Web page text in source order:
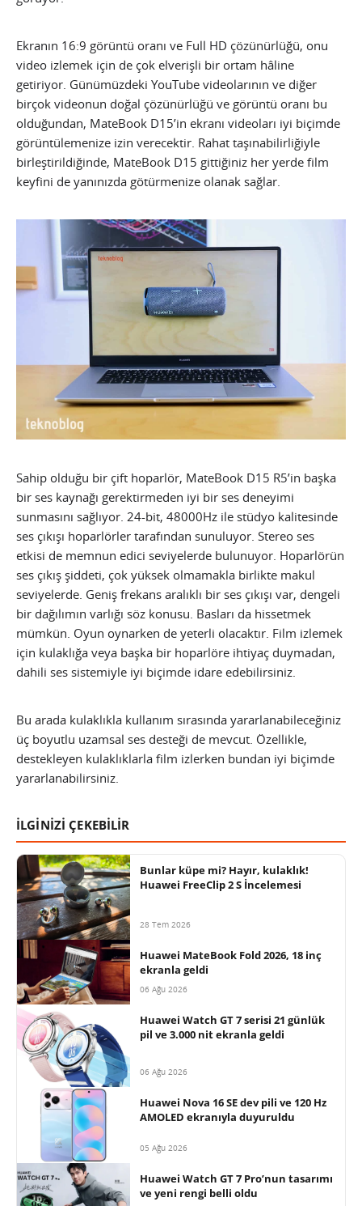
Ekranın 16:9 görüntü oranı ve Full HD çözünürlüğü, onu
video izlemek için de çok elverişli bir ortam hâline
getiriyor. Günümüzdeki YouTube videolarının ve diğer
birçok videonun doğal çözünürlüğü ve görüntü oranı bu
olduğundan, MateBook D15’in ekranı videoları iyi biçimde
görüntülemenize izin verecektir. Rahat taşınabilirliğiyle
birleştirildiğinde, MateBook D15 gittiğiniz her yerde film
keyfini de yanınızda götürmenize olanak sağlar.
Sahip olduğu bir çift hoparlör, MateBook D15 R5’in başka
bir ses kaynağı gerektirmeden iyi bir ses deneyimi
sunmasını sağlıyor. 24-bit, 48000Hz ile stüdyo kalitesinde
ses çıkışı hoparlörler tarafından sunuluyor. Stereo ses
etkisi de memnun edici seviyelerde bulunuyor. Hoparlörün
ses çıkış şiddeti, çok yüksek olmamakla birlikte makul
seviyelerde. Geniş frekans aralıklı bir ses çıkışı var, dengeli
bir dağılımın varlığı söz konusu. Basları da hissetmek
mümkün. Oyun oynarken de yeterli olacaktır. Film izlemek
için kulaklığa veya başka bir hoparlöre ihtiyaç duymadan,
dahili ses sistemiyle iyi biçimde idare edebilirsiniz.
Bu arada kulaklıkla kullanım sırasında yararlanabileceğiniz
üç boyutlu uzamsal ses desteği de mevcut. Özellikle,
destekleyen kulaklıklarla film izlerken bundan iyi biçimde
yararlanabilirsiniz.
İLGİNİZİ ÇEKEBİLİR
Bunlar küpe mi? Hayır, kulaklık!
Huawei FreeClip 2 S İncelemesi
28 Tem 2026
Huawei MateBook Fold 2026, 18 inç
ekranla geldi
06 Ağu 2026
Huawei Watch GT 7 serisi 21 günlük
pil ve 3.000 nit ekranla geldi
06 Ağu 2026
Huawei Nova 16 SE dev pili ve 120 Hz
AMOLED ekranıyla duyuruldu
05 Ağu 2026
Huawei Watch GT 7 Pro’nun tasarımı
ve yeni rengi belli oldu